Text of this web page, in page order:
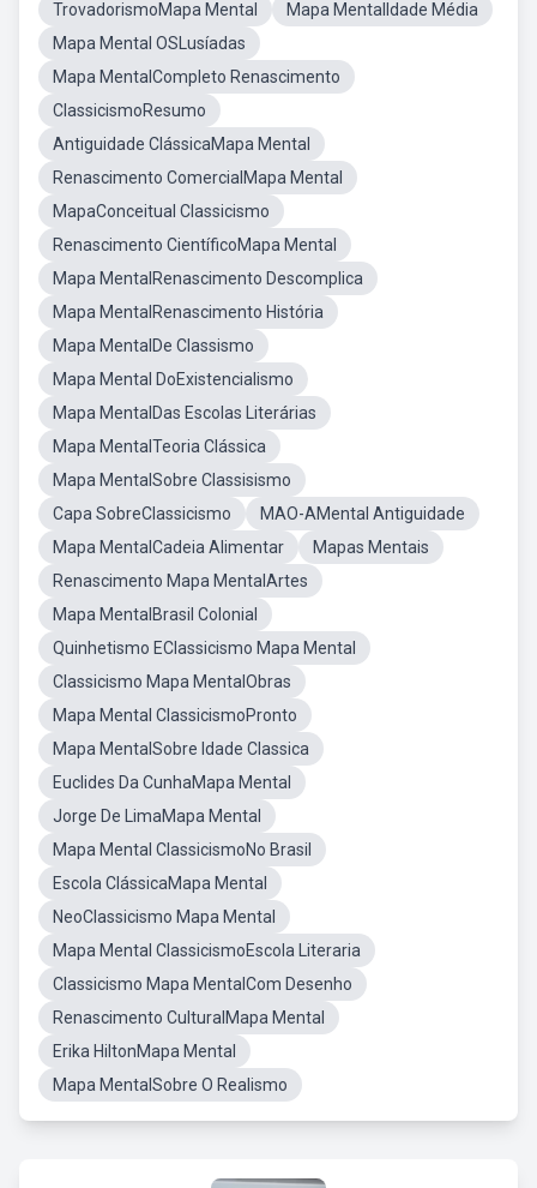
TrovadorismoMapa Mental
Mapa MentalIdade Média
Mapa Mental OSLusíadas
Mapa MentalCompleto Renascimento
ClassicismoResumo
Antiguidade ClássicaMapa Mental
Renascimento ComercialMapa Mental
MapaConceitual Classicismo
Renascimento CientíficoMapa Mental
Mapa MentalRenascimento Descomplica
Mapa MentalRenascimento História
Mapa MentalDe Classismo
Mapa Mental DoExistencialismo
Mapa MentalDas Escolas Literárias
Mapa MentalTeoria Clássica
Mapa MentalSobre Classisismo
Capa SobreClassicismo
MAO-AMental Antiguidade
Mapa MentalCadeia Alimentar
Mapas Mentais
Renascimento Mapa MentalArtes
Mapa MentalBrasil Colonial
Quinhetismo EClassicismo Mapa Mental
Classicismo Mapa MentalObras
Mapa Mental ClassicismoPronto
Mapa MentalSobre Idade Classica
Euclides Da CunhaMapa Mental
Jorge De LimaMapa Mental
Mapa Mental ClassicismoNo Brasil
Escola ClássicaMapa Mental
NeoClassicismo Mapa Mental
Mapa Mental ClassicismoEscola Literaria
Classicismo Mapa MentalCom Desenho
Renascimento CulturalMapa Mental
Erika HiltonMapa Mental
Mapa MentalSobre O Realismo